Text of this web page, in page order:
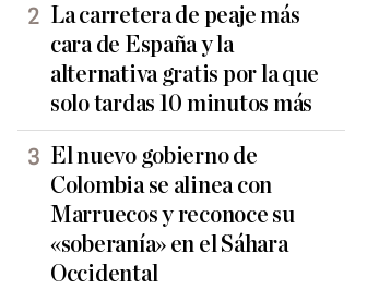
La carretera de peaje más
cara de España y la
alternativa gratis por la que
solo tardas 10 minutos más
El nuevo gobierno de
Colombia se alinea con
Marruecos y reconoce su
«soberanía» en el Sáhara
Occidental